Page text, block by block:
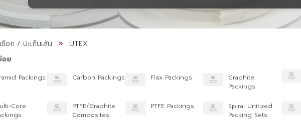
ชือก / ปะเก็นเส้น
UTEX
อย
Packings Carbon Packings Flax Packings
Graphite
Packings
Core
PTFE/Graphite
Composites
PTFE Packings
Spiral Unitized
Packing Sets